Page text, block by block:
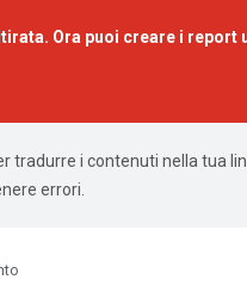
Ora puoi creare i report
tradurre i contenuti nella tua
errori.